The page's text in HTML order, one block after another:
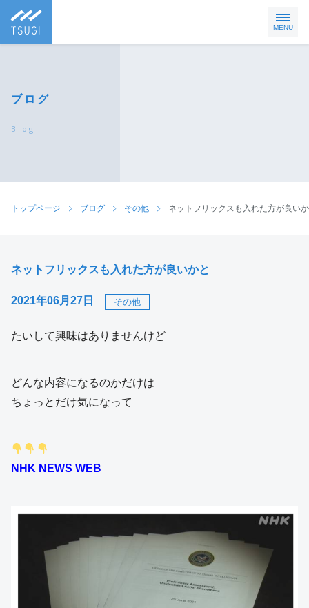
MENU
ブログ
Blog
トップページ ブログ その他 ネットフリックスも入れた方が良い
ネットフリックスも入れた方が良いかと
2021年06月27日 その他
たいして興味はありませんけど
どんな内容になるのかだけは
ちょっとだけ気になって
NHK NEWS WEB